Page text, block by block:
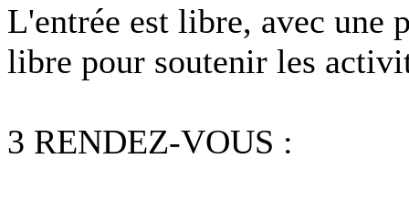
L'entrée est libre, avec
libre pour soutenir les
3 RENDEZ-VOUS :